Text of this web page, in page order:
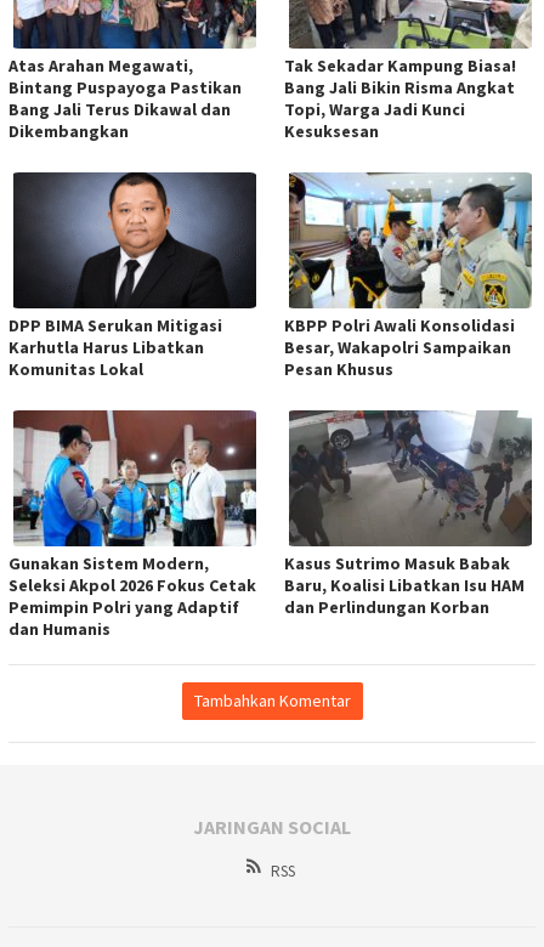
Atas Arahan Megawati,
Bintang Puspayoga Pastikan
Bang Jali Terus Dikawal dan
Dikembangkan
Tak Sekadar Kampung Biasa!
Bang Jali Bikin Risma Angkat
Topi, Warga Jadi Kunci
Kesuksesan
DPP BIMA Serukan Mitigasi
Karhutla Harus Libatkan
Komunitas Lokal
KBPP Polri Awali Konsolidasi
Besar, Wakapolri Sampaikan
Pesan Khusus
Gunakan Sistem Modern,
Seleksi Akpol 2026 Fokus Cetak
Pemimpin Polri yang Adaptif
dan Humanis
Kasus Sutrimo Masuk Babak
Baru, Koalisi Libatkan Isu HAM
dan Perlindungan Korban
Tambahkan Komentar
JARINGAN SOCIAL
RSS